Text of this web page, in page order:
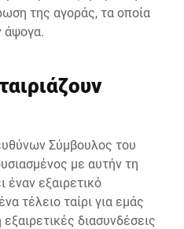
της αγοράς, τα οποία
άψογα.
Σύμβουλος του
με αυτήν τη
έναν εξαιρετικό
τέλειο ταίρι για εμάς
διασυνδέσεις